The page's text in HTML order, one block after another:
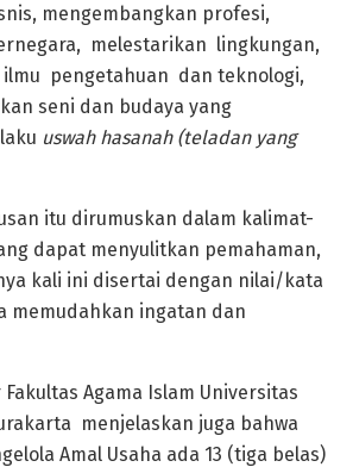
mengembangkan profesi,
melestarikan lingkungan,
pengetahuan dan teknologi,
seni dan budaya yang
uswah hasanah (teladan yang
itu dirumuskan dalam kalimat-
dapat menyulitkan pemahaman,
kali ini disertai dengan nilai/kata
memudahkan ingatan dan
Agama Islam Universitas
menjelaskan juga bahwa
Amal Usaha ada 13 (tiga belas)